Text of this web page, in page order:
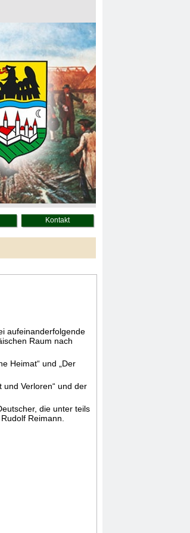
Kontakt
aufeinanderfolgende
Raum nach
Heimat“ und „Der
und Verloren“ und der
die unter teils
Reimann.